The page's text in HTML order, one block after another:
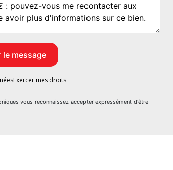
commercial (RSAC N°830 430 179 - Greffe de
à Responsabilité Limitée - Réf.929912
Exercer mes droits
vous reconnaissez accepter expressément d'être